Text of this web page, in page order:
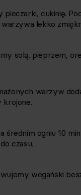
pieczarki, cukinię.
warzywa lekko
solą, pieprzem,
warzyw
krojone.
średnim ogniu 10
czasu.
wegański